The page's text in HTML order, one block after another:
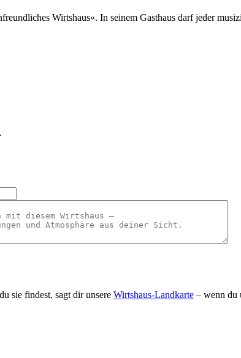
Wirtshaus«. In seinem Gasthaus darf jeder
sie findest, sagt dir unsere Wirtshaus-Landkarte – wenn du